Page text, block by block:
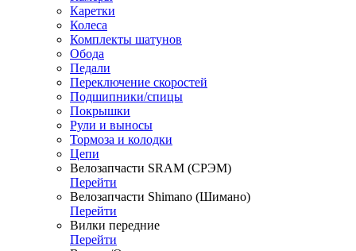
Каретки
Колеса
Комплекты шатунов
Обода
Педали
Переключение скоростей
Подшипники/спицы
Покрышки
Рули и выносы
Тормоза и колодки
Цепи
Велозапчасти SRAM (СРЭМ)
Перейти
Велозапчасти Shimano (Шимано)
Перейти
Вилки передние
Перейти